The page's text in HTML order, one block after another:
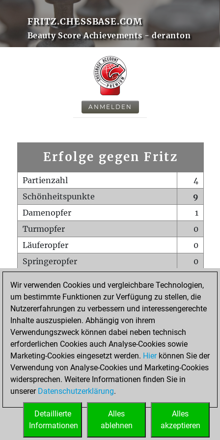
FRITZ.CHESSBASE.COM
Beauty Score Achievements - deranton
ANMELDEN
Erfolge gegen Fritz
Partienzahl
4
Schönheitspunkte
9
Damenopfer
1
Turmopfer
0
Läuferopfer
0
Springeropfer
0
Matt auf vollem Brett
0
Bauer setzt Matt
0
Erstickte Matts
Unterverwandlungen
Türme auf der siebten
0
STARTSEITE
Wir verwenden Cookies und vergleichbare Technologien,
um bestimmte Funktionen zur Verfügung zu stellen, die
Nutzererfahrungen zu verbessern und interessengerechte
Inhalte auszuspielen. Abhängig von ihrem
Verwendungszweck können dabei neben technisch
erforderlichen Cookies auch Analyse-Cookies sowie
Marketing-Cookies eingesetzt werden. Hierkönnen Sie der
Verwendung von Analyse-Cookies und Marketing-Cookies
widersprechen. Weitere Informationen finden Sie in
unserer Datenschutzerklärung.
Alles
akzeptieren
Alles
ablehnen
Detaillierte
Informationen